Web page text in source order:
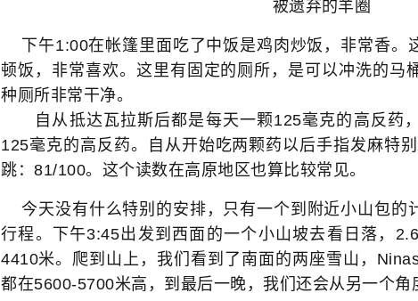
被遗弃的羊圈
下午1:00在帐篷里面吃了中饭是鸡肉炒饭，非常香。
顿饭，非常喜欢。这里有固定的厕所，是可以冲洗的马
种厕所非常干净。
自从抵达瓦拉斯后都是每天一颗125毫克的高反药
125毫克的高反药。自从开始吃两颗药以后手指发麻特
跳：81/100。这个读数在高原地区也算比较常见。
今天没有什么特别的安排，只有一个到附近小山包的
行程。下午3:45出发到西面的一个小山坡去看日落，
4410米。爬到山上，我们看到了南面的两座雪山，
都在5600-5700米高，到最后一晚，我们还会从另一个角